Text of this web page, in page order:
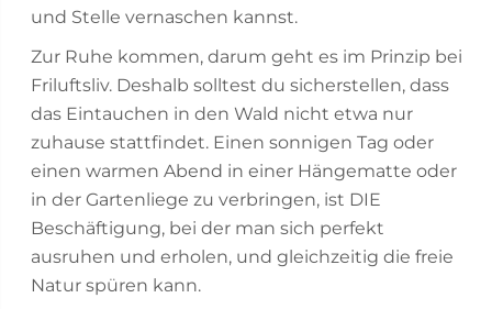
und Stelle vernaschen kannst.
Zur Ruhe kommen, darum geht es im Prinzip bei
Friluftsliv. Deshalb solltest du sicherstellen, dass
das Eintauchen in den Wald nicht etwa nur
zuhause stattfindet. Einen sonnigen Tag oder
einen warmen Abend in einer Hängematte oder
in der Gartenliege zu verbringen, ist DIE
Beschäftigung, bei der man sich perfekt
ausruhen und erholen, und gleichzeitig die freie
Natur spüren kann.